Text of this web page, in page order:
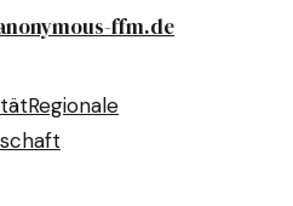
ffm.de
Regionale